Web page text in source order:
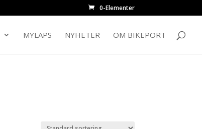
0-Elementer
MYLAPS NYHETER OM BIKEPORT